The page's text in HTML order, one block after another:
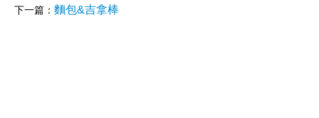
下一篇： 麵包&吉拿棒